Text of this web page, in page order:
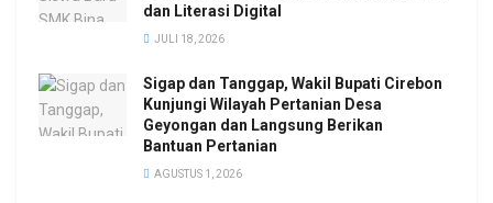
dan Literasi Digital
JULI 18, 2026
Sigap dan Tanggap, Wakil Bupati Cirebon
Kunjungi Wilayah Pertanian Desa
Geyongan dan Langsung Berikan
Bantuan Pertanian
AGUSTUS 1, 2026